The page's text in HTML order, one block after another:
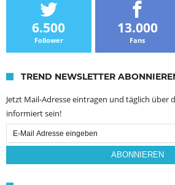
6.500
Follower
13.000
Fans
TREND NEWSLETTER
Jetzt Mail-Adresse eintragen und täglich über
informiert sein!
Email
Subscription
ABONNIEREN